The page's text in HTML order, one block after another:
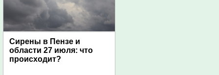
Сирены в Пензе и
области 27 июля: что
происходит?